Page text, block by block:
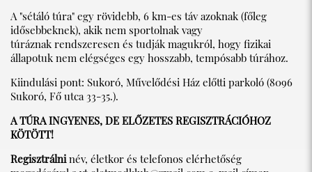
A "sétáló túra" egy rövidebb, 6 km-es táv azoknak (főleg
idősebbeknek), akik nem sportolnak vagy
túráznak rendszeresen és tudják magukról, hogy fizikai
állapotuk nem elégséges egy hosszabb, tempósabb túrához.
Kiindulási pont: Sukoró, Művelődési Ház előtti parkoló (8096
Sukoró, Fő utca 33-35.).
A TÚRA INGYENES, DE ELŐZETES REGISZTRÁCIÓHOZ
KÖTÖTT!
Regisztrálninév, életkor és telefonos elérhetőség